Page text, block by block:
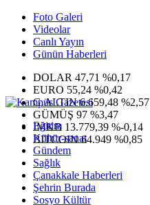
Foto Galeri
Videolar
Canlı Yayın
Günün Haberleri
DOLAR 47,71 %0,17
EURO 55,24 %0,42
G.ALTIN6.659,48 %2,57
GÜMÜŞ 97 %3,47
IMKB 13.779,39 %-0,14
BITCOIN64.949 %0,85
Eğitim
Kültür-sanat
Gündem
Sağlık
Çanakkale Haberleri
Şehrin Burada
Sosyo Kültür